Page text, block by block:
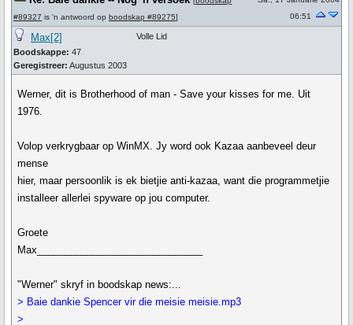
#89327 is 'n antwoord op boodskap #89275]
06:51
Max[2]
Boodskappe: 47
Geregistreer: Augustus 2003
Volle Lid
Werner, dit is Brotherhood of man - Save your kisses for me. Uit
1976.
Volop verkrygbaar op WinMX. Jy word ook Kazaa aanbeveel deur
mense
hier, maar persoonlik is ek bietjie anti-kazaa, want die programmetjie
installeer allerlei spyware op jou computer.
Groete
Max______________________________
"Werner" skryf in boodskap news:...
> Baie dankie Spencer vir die meisie meisie.mp3
>